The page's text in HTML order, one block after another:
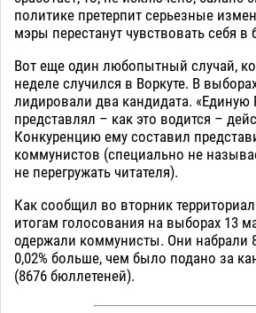
политике претерпит серьезные
мэры перестанут чувствовать себя в
Вот еще один любопытный случай,
неделе случился в Воркуте. В
лидировали два кандидата. «Единую
представлял – как это водится –
Конкуренцию ему составил
коммунистов (специально не
не перегружать читателя).
Как сообщил во вторник
итогам голосования на выборах 13
одержали коммунисты. Они набрали
0,02% больше, чем было подано за
(8676 бюллетеней).